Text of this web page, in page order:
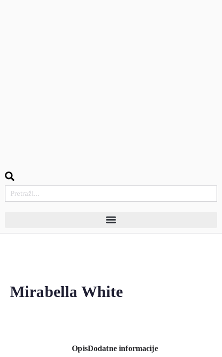
Mirabella White
OpisDodatne informacije